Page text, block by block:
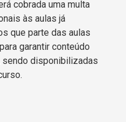
cobrada uma multa
às aulas já
que parte das aulas
garantir conteúdo
disponibilizadas